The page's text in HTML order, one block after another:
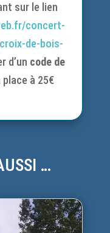
sur le lien
concert-
de-bois-
d’un code de
place à 25€
…